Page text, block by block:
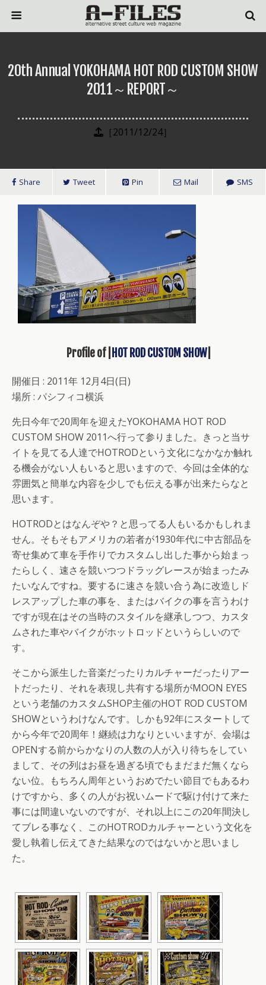
20th Annual YOKOHAMA HOT ROD CUSTOM SHOW
2011～REPORT～
［2011/12/24］
Share Tweet Pin Mail SMS
Profile of | HOT ROD CUSTOM SHOW|
開催日 : 2011年 12月4日(日)
場所 : パシフィコ横浜
先日今年で20周年を迎えたYOKOHAMA HOT ROD
CUSTOM SHOW 2011へ行って参りました。きっと当サ
イトを見てる人達でHOTRODという文化になかなか触れ
る機会がない人もいると思いますので、今回は全体的な
雰囲気と簡単な内容を少しでも伝える事が出来たらなと
思います。
HOTRODとはなんぞや？と思ってる人もいるかもしれま
せん。そもそもアメリカの若者が1930年代に中古部品を
寄せ集めて車を手作りでカスタムし出した事から始まっ
たらしく、速さを競いつつドラッグレースが始まったみ
たいなんですね。要するに速さを競い合う為に改造しド
レスアップした車の事を、またはバイクの事を言うわけ
ですが現在はその当時のスタイルを継承しつつ、カスタ
ムされた車やバイクがホットロッドというらしいので
す。
そこから派生した音楽だったりカルチャーだったりアー
トだったり、それを表現し共有する場所がMOON EYES
という老舗のカスタムSHOP主催のHOT ROD CUSTOM
SHOWというわけなんです。しかも92年にスタートして
から今年で20周年！継続は力なりといいますが、会場は
OPENする前からかなりの人数の人が入り待ちをしてい
まして、その列はお昼を過ぎる頃でもまだまだ無くなら
ない位。もちろん周年というおめでたい節目でもあるわ
けですから、多くの人がお祝いムードで駆け付けて来た
事には間違いないのですが、それ以上にこの20年間決し
てブレる事なく、このHOTRODカルチャーという文化を
愛し執着し伝えてきた結果なのではないかと思いまし
た。